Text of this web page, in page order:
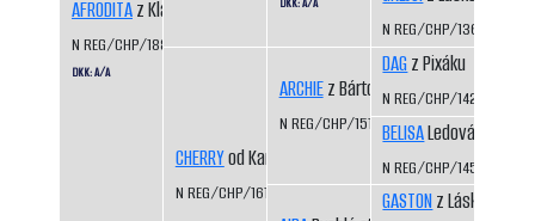
AFRODITAz Klánovického lesoparku
N REG/CHP/1889/16/18
DKK: A/A
CHERRYod Kamenité říčky
N REG/CHP/1616/12/15
ARCHIEz Bártova háje
N REG/CHP/1515/09/11
N REG/CHP/1360/04/
DAGz Pixáku
N REG/CHP/1425/07/09
BELISALedová bouře
N REG/CHP/1453/07/09
GASTONz Láskova